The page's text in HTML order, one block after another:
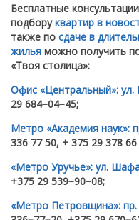
Бесплатные
подборуквартир в
также по сдаче в
жилья можно получить
«Твоя столица»:
Офис «Центральный»: ул.
29 684−04−45;
Метро «Академия наук»:
336 77 50, + 375 29 378 66
«Метро Уручье»: ул.
+375 29 539−90−08;
«Метро Петровщина»: